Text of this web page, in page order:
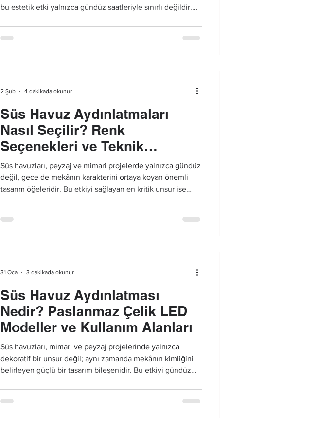
bu estetik etki yalnızca gündüz saatleriyle sınırlı değildir.
hâline gelir.
Süs Havuz Aydınlatmaları
Nasıl Seçilir? Renk
Seçenekleri ve Teknik
Detaylar
Süs havuzları, peyzaj ve mimari projelerde yalnızca gündüz
değil, gece de mekânın karakterini ortaya koyan önemli
tasarım öğeleridir. Bu etkiyi sağlayan en kritik unsur ise
vurgular, alanın prestij algısını yükseltir ve güvenli kullanımı
2 Şub 4 dakikada okunur
Süs Havuz Aydınlatması
Nedir? Paslanmaz Çelik LED
Modeller ve Kullanım Alanları
Süs havuzları, mimari ve peyzaj projelerinde yalnızca
dekoratif bir unsur değil; aynı zamanda mekânın kimliğini
belirleyen güçlü bir tasarım bileşenidir. Bu etkiyi gündüz
çözümlerinden geçer. Profesyonel bir havuz aydınlatma
31 Oca 3 dakikada okunur